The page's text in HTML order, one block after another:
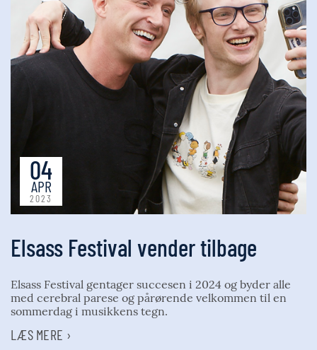
04
APR
2023
Elsass Festival vender tilbage
Elsass Festival gentager succesen i 2024 og byder alle
med cerebral parese og pårørende velkommen til en
sommerdag i musikkens tegn.
LÆS MERE ›